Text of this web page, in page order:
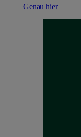
Genau hier